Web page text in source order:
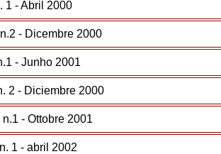
1 - Abril 2000
- Dicembre 2000
- Junho 2001
2 - Diciembre 2000
- Ottobre 2001
1 - abril 2002